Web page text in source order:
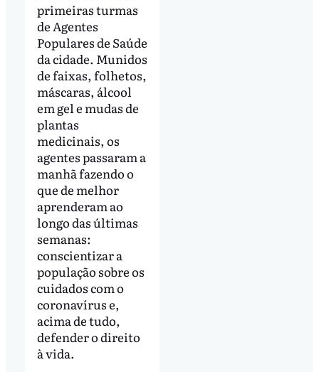
primeiras turmas
de Agentes
Populares de Saúde
da cidade. Munidos
de faixas, folhetos,
máscaras, álcool
em gel e mudas de
plantas
medicinais, os
agentes passaram a
manhã fazendo o
que de melhor
aprenderam ao
longo das últimas
semanas:
conscientizar a
população sobre os
cuidados com o
coronavírus e,
acima de tudo,
defender o direito
à vida.